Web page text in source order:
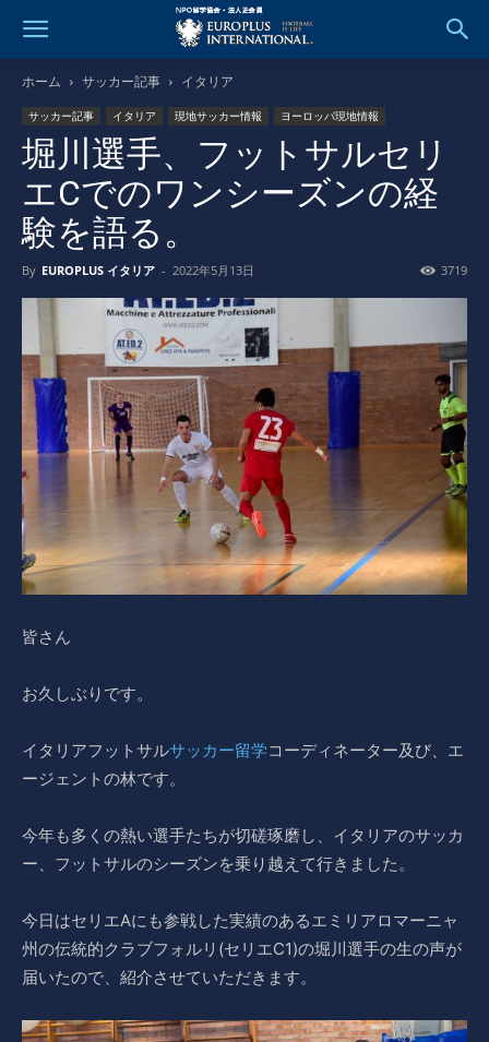
ホーム サッカー記事 イタリア
サッカー記事 イタリア 現地サッカー情報 ヨーロッパ現地情報
堀川選手、フットサルセリ
エCでのワンシーズンの経
験を語る。
By EUROPLUS イタリア - 2022年5月13日 3719
皆さん
お久しぶりです。
イタリアフットサルサッカー留学コーディネーター及び、エ
ージェントの林です。
今年も多くの熱い選手たちが切磋琢磨し、イタリアのサッカ
ー、フットサルのシーズンを乗り越えて行きました。
今日はセリエAにも参戦した実績のあるエミリアロマーニャ
州の伝統的クラブフォルリ(セリエC1)の堀川選手の生の声が
届いたので、紹介させていただきます。